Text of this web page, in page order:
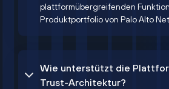
plattformübergreifenden
Produktportfolio von Palo Alto
Wie unterstützt die
Trust-Architektur?